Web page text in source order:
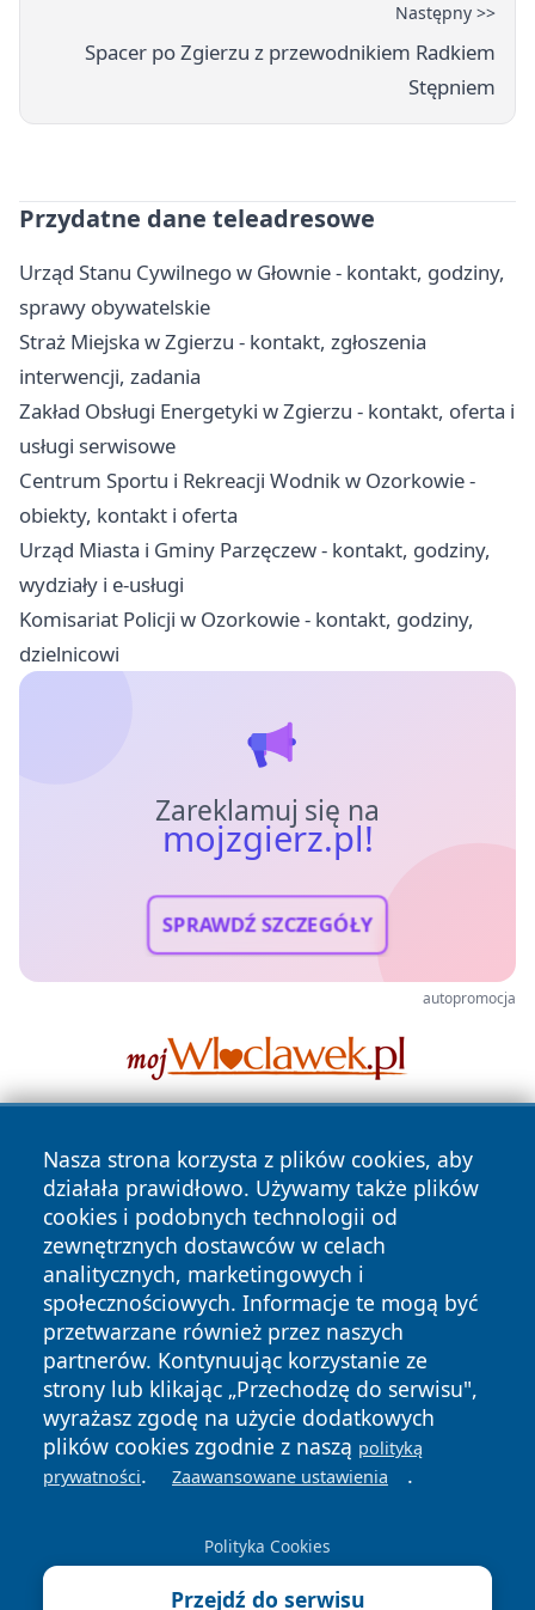
Następny >>
Spacer po Zgierzu z przewodnikiem Radkiem
Stępniem
Przydatne dane teleadresowe
Urząd Stanu Cywilnego w Głownie - kontakt, godziny,
sprawy obywatelskie
Straż Miejska w Zgierzu - kontakt, zgłoszenia
interwencji, zadania
Zakład Obsługi Energetyki w Zgierzu - kontakt, oferta i
usługi serwisowe
Centrum Sportu i Rekreacji Wodnik w Ozorkowie -
obiekty, kontakt i oferta
Urząd Miasta i Gminy Parzęczew - kontakt, godziny,
wydziały i e-usługi
Komisariat Policji w Ozorkowie - kontakt, godziny,
dzielnicowi
Zareklamuj się na
mojzgierz.pl!
SPRAWDŹ SZCZEGÓŁY
autopromocja
Nasza strona korzysta z plików cookies, aby
działała prawidłowo. Używamy także plików
cookies i podobnych technologii od
zewnętrznych dostawców w celach
analitycznych, marketingowych i
społecznościowych. Informacje te mogą być
przetwarzane również przez naszych
partnerów. Kontynuując korzystanie ze
strony lub klikając „Przechodzę do serwisu",
wyrażasz zgodę na użycie dodatkowych
plików cookies zgodnie z naszą polityką
prywatności. Zaawansowane ustawienia .
Polityka Cookies
Przejdź do serwisu
Copyright © 2026 mojzgierz.pl Wszystkie prawa zastrzeżone.
News Autorzy
Polityka
Prywatności
Polityka
Cookies